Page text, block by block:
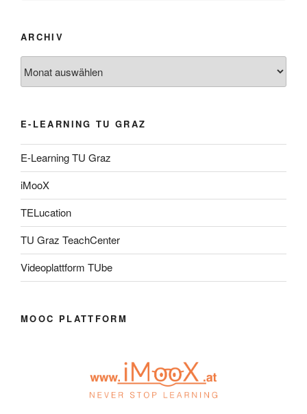
ARCHIV
E-LEARNING TU GRAZ
E-Learning TU Graz
iMooX
TELucation
TU Graz TeachCenter
Videoplattform TUbe
MOOC PLATTFORM